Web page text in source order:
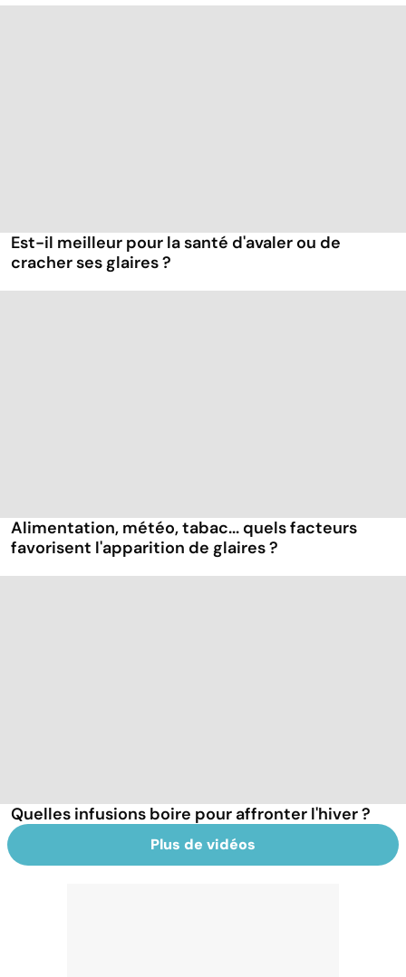
Est-il meilleur pour la santé d'avaler ou de
cracher ses glaires ?
Alimentation, météo, tabac... quels facteurs
favorisent l'apparition de glaires ?
Quelles infusions boire pour affronter l'hiver ?
Plus de vidéos